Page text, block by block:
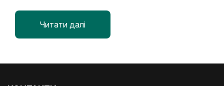
зрозумілій навігації
Детальний опис моделей, їх комплектацій і
технічних характеристик
Можливість відстежувати і порівнювати
Читати далі